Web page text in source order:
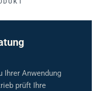
Ihrer Anwendung
prüft Ihre